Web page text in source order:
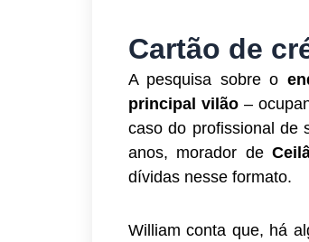
Cartão de
A pesquisa sobre o
principal vilão–
caso do profissional de
anos, morador de
dívidas nesse formato.
William conta que, há